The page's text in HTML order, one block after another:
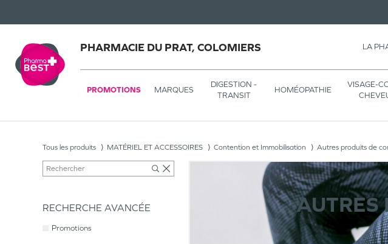
PHARMACIE DU PRAT, COLOMIERS LA
PROMOTIONS MARQUES
DIGESTION -
TRANSIT
HOMÉOPATHIE
VISAGE-
Tous les produits MATÉRIEL ET ACCESSOIRES Contention et Immobilisation Autres produits de
RECHERCHE AVANCÉE
Promotions
AUTRES